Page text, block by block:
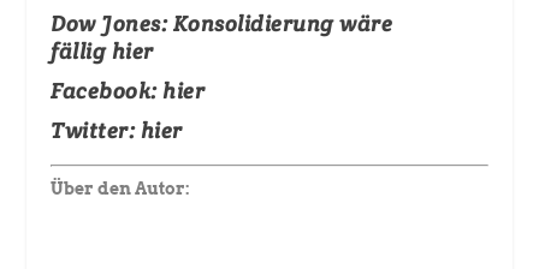
Dow Jones: Konsolidierung wäre
fällighier
Facebook:hier
Twitter:hier
Über den Autor: